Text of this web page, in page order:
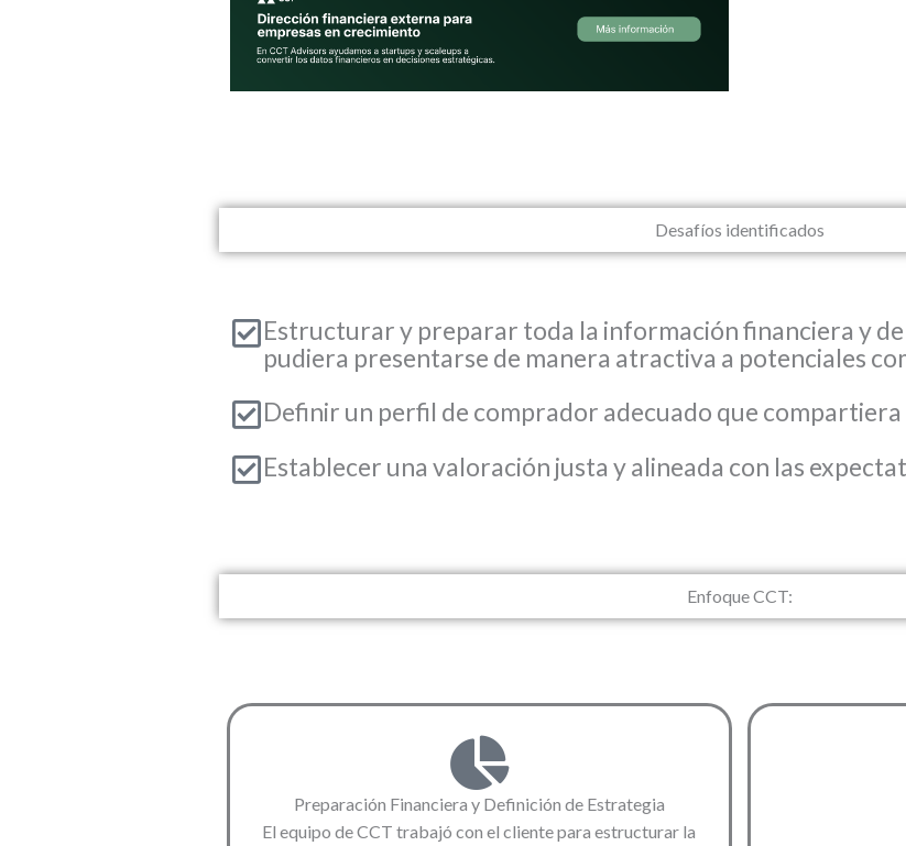
Desafíos identificados
Estructurar y preparar toda la información financiera y
pudiera presentarse de manera atractiva a potenciales
Definir un perfil de comprador adecuado que
Establecer una valoración justa y alineada con las
Enfoque CCT:
Preparación Financiera y Definición de Estrategia
El equipo de CCT trabajó con el cliente para estructurar la